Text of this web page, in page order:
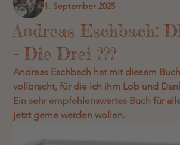
1. September 2025
Andreas Eschbach:
- Die Drei ???
Andreas Eschbach hat mit diesem
vollbracht, für die ich ihm Lob und
Ein sehr empfehlenswertes Buch für
jetzt gerne werden wollen.